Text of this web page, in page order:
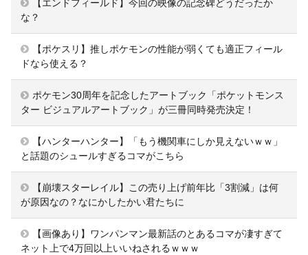
【エンドフィールド】今回の映像の記念碑どうだったか
な？
【ポケスリ】推しポケモンの性能が弱くても適正フィール
ドなら使える？
ポケモン30周年を記念したアートブック「ポケットモンス
ター ビジュアルアートブック」が三冊同時発売決定！
【ハンターハンター】「もう機関車にしか見えないｗｗ」
と話題のシュールすぎるコマがこちら
【崩壊スターレイル】この売り上げ前年比「3割減」は何
が原因なの？なにかしたかい君たちに
【画像あり】ワンパンマン最新話のとあるコマが凄すぎて
ネット上で4万回以上いいねされるｗｗｗ